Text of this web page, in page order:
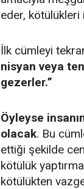
eder,
İlk cümleyi
nisyan veya
gezerler.”
Öyleyse
olacak. Bu
ettiği şekilde
kötülük
kötülükten